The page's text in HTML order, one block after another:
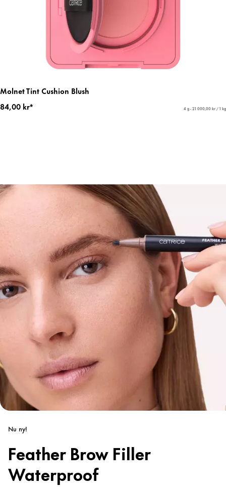
Molnet Tint Cushion Blush
84,00 kr*
4 g - 21 000,00 kr / 1 kg
Nu ny!
Feather Brow Filler
Waterproof